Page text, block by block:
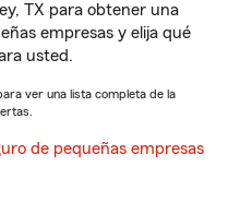
TX para obtener una
empresas y elija qué
usted.
ver una lista completa de la
de pequeñas empresas